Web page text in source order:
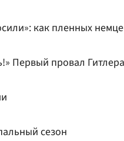
как пленных
Первый провал Гитлера
сезон